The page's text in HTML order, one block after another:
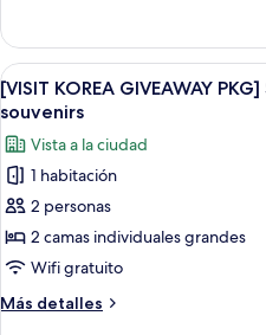
Room
K-
souvenirs
KOREA
GIVEAWAY
PKG]
Superior
Room
+
K-
souvenirs
Abrir
todas
las
fotos
de
[VISIT
KOREA
GIVEAWAY
PKG]
Superior
10
[VISIT KOREA GIVEAWAY
souvenirs
Vista a la ciudad
1 habitación
2 personas
2 camas individuales grandes
Wifi gratuito
Más detalles
Más